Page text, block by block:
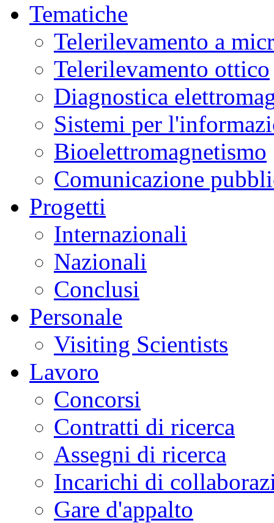
Tematiche
Telerilevamento a
Telerilevamento ottico
Diagnostica
Sistemi per
Bioelettromagnetismo
Comunicazione
Progetti
Internazionali
Nazionali
Conclusi
Personale
Visiting Scientists
Lavoro
Concorsi
Contratti di ricerca
Assegni di ricerca
Incarichi di
Gare d'appalto